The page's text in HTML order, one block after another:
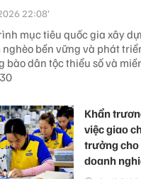
22:08’
mục tiêu quốc gia xây
bền vững và phát
bào dân tộc thiểu số và
Khẩn
việc giao
trưởng
doanh